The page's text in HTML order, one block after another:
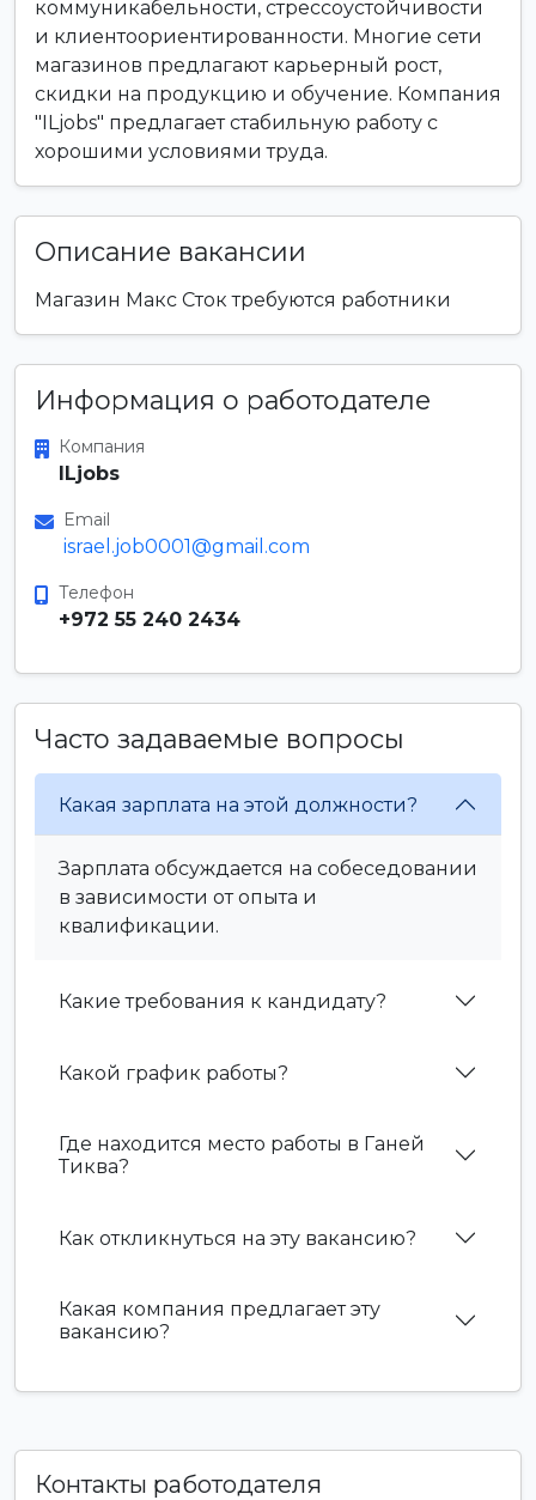
коммуникабельности, стрессоустойчивости
и клиентоориентированности. Многие сети
магазинов предлагают карьерный рост,
скидки на продукцию и обучение. Компания
"ILjobs" предлагает стабильную работу с
хорошими условиями труда.
Описание вакансии
Магазин Макс Сток требуются работники
Информация о работодателе
Компания
ILjobs
Email
israel.job0001@gmail.com
Телефон
+972 55 240 2434
Часто задаваемые вопросы
Какая зарплата на этой должности?
Зарплата обсуждается на собеседовании
в зависимости от опыта и
квалификации.
Какие требования к кандидату?
Какой график работы?
Где находится место работы в Ганей
Тиква?
Как откликнуться на эту вакансию?
Какая компания предлагает эту
вакансию?
Контакты работодателя